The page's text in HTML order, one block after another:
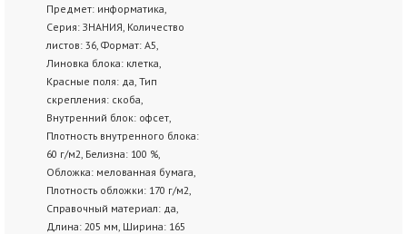
Предмет: информатика,
Серия: ЗНАНИЯ, Количество
листов: 36, Формат: А5,
Линовка блока: клетка,
Красные поля: да, Тип
скрепления: скоба,
Внутренний блок: офсет,
Плотность внутренного блока:
60 г/м2, Белизна: 100 %,
Обложка: мелованная бумага,
Плотность обложки: 170 г/м2,
Справочный материал: да,
Длина: 205 мм, Ширина: 165